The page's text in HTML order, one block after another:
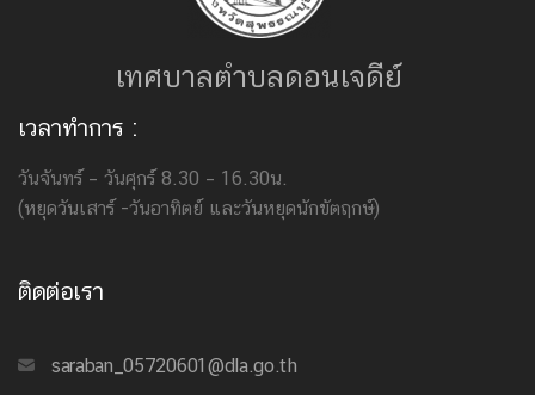
เทศบาลตำบลดอนเจดีย์
เวลาทำการ :
วันจันทร์ – วันศุกร์ 8.30 – 16.30น.
(หยุดวันเสาร์ -วันอาทิตย์ และวันหยุดนักขัตฤกษ์)
ติดต่อเรา
saraban_05720601@dla.go.th